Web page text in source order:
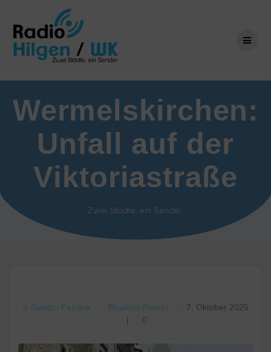
springen
Wermelskirchen:
Unfall auf der
Viktoriastraße
Zwei Städte, ein Sender.
Sandro Ferrara Blaulicht-Report
7. Oktober 2025
|
0